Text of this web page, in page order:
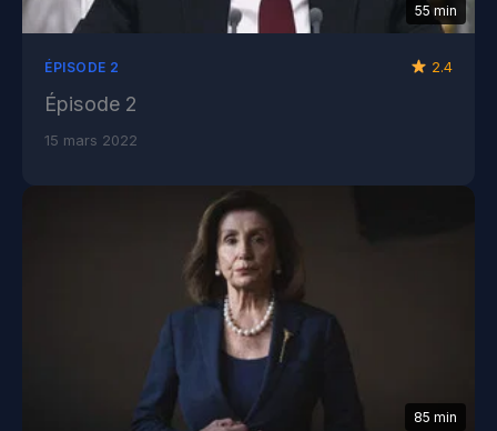
55 min
ÉPISODE 2 2.4
Épisode 2
15 mars 2022
85 min